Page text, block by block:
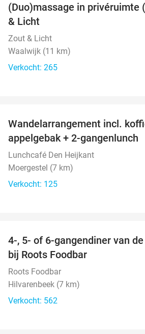
(Duo)massage in privéruimte
& Licht
Zout & Licht
Waalwijk (11 km)
Verkocht: 265
Wandelarrangement incl.
appelgebak + 2-gangenlunch
Lunchcafé Den Heijkant
Moergestel (7 km)
Verkocht: 125
4-, 5- of 6-gangendiner van
bij Roots Foodbar
Roots Foodbar
Hilvarenbeek (7 km)
Verkocht: 562